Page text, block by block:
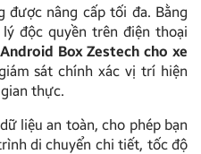
được nâng cấp tối đa. Bằng
độc quyền trên điện thoại
Android Box Zestech cho xe
sát chính xác vị trí hiện
thực.
liệu an toàn, cho phép bạn
di chuyển chi tiết, tốc độ